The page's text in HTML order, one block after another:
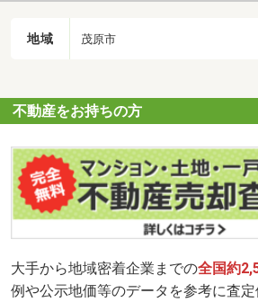
地域 茂原市
不動産をお持ちの方
大手から地域密着企業までの全国約
例や公示地価等のデータを参考に査定